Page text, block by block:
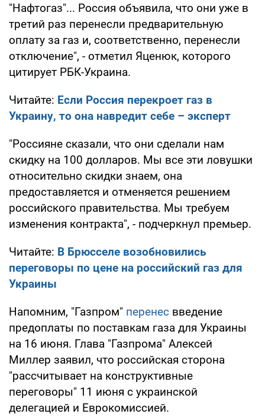
"Нафтогаз"... Россия объявила, что они уже в
третий раз перенесли предварительную
оплату за газ и, соответственно, перенесли
отключение", - отметил Яценюк, которого
цитирует РБК-Украина.
Читайте: Если Россия перекроет газ в
Украину, то она навредит себе – эксперт
"Россияне сказали, что они сделали нам
скидку на 100 долларов. Мы все эти ловушки
относительно скидки знаем, она
предоставляется и отменяется решением
российского правительства. Мы требуем
изменения контракта", - подчеркнул премьер.
Читайте: В Брюсселе возобновились
переговоры по цене на российский газ для
Украины
Напомним, "Газпром" перенес введение
предоплаты по поставкам газа для Украины
на 16 июня. Глава "Газпрома" Алексей
Миллер заявил, что российская сторона
"рассчитывает на конструктивные
переговоры" 11 июня с украинской
делегацией и Еврокомиссией.